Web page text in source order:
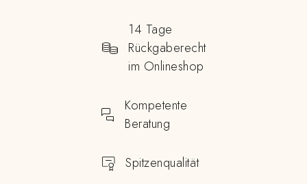
14 Tage
Rückgaberecht
im Onlineshop
Kompetente
Beratung
Spitzenqualität